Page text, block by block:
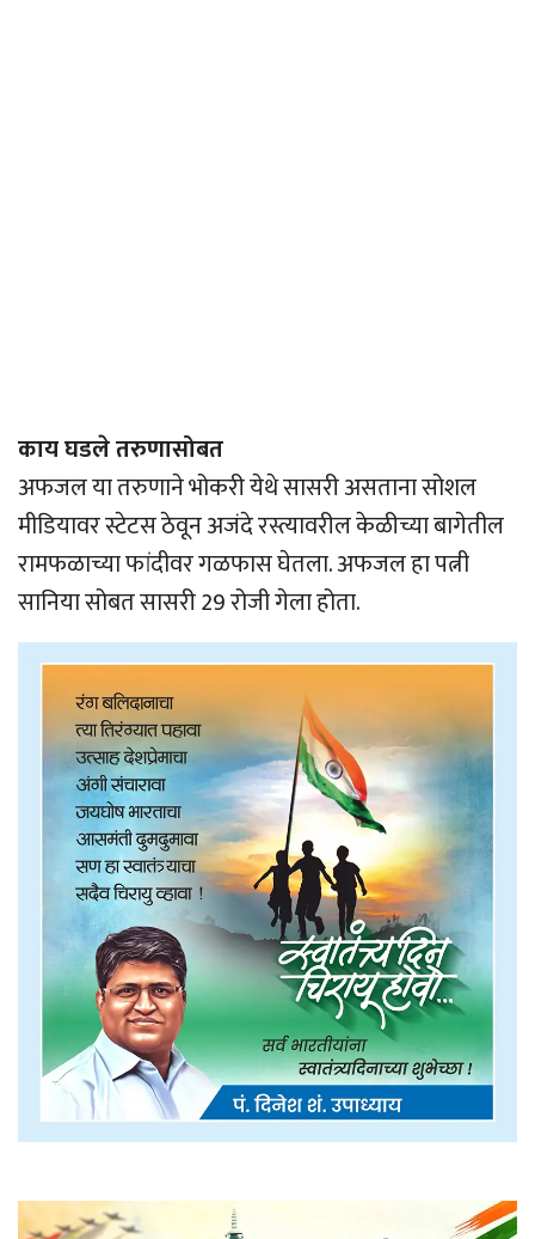
काय घडले तरुणासोबत
अफजल या तरुणाने भोकरी येथे सासरी असताना सोशल
मीडियावर स्टेटस ठेवून अजंदे रस्त्यावरील केळीच्या बागेतील
रामफळाच्या फांदीवर गळफास घेतला. अफजल हा पत्नी
सानिया सोबत सासरी 29 रोजी गेला होता.